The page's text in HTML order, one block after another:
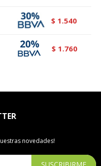
$ 1.540
$ 1.760
novedades!
SUSCRIBIRME